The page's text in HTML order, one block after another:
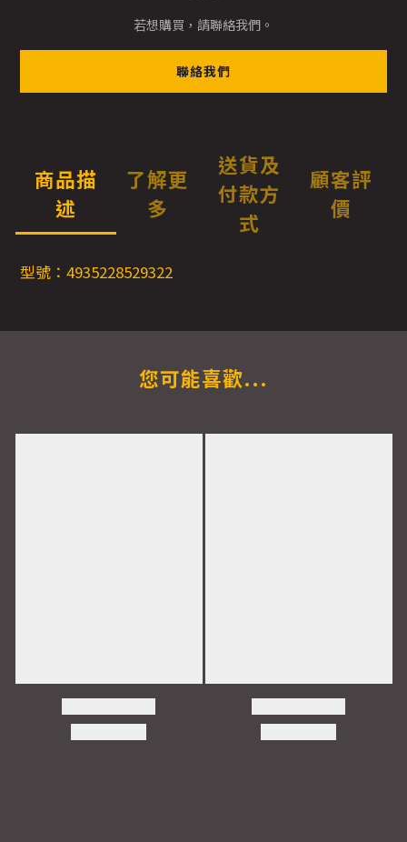
若想購買，請聯絡我們。
聯絡我們
商品描
述
了解更
多
送貨及
付款方
式
顧客評
價
型號：4935228529322
您可能喜歡...